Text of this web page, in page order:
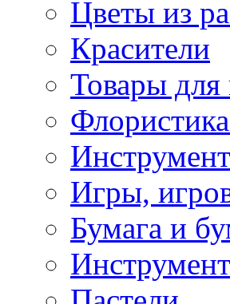
Цветы из
Красители
Товары для
Игры,
Бумага и